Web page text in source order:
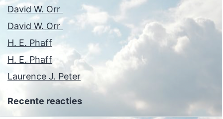
David W. Orr
David W. Orr
H. E. Phaff
H. E. Phaff
Laurence J. Peter
Recente reacties